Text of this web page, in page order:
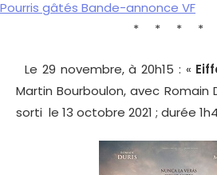
Pourris gâtés Bande-annonce VF
* * * *
Le 29 novembre, à 20h15 : «
Martin Bourboulon, avec Romain
sorti le 13 octobre 2021 ; durée